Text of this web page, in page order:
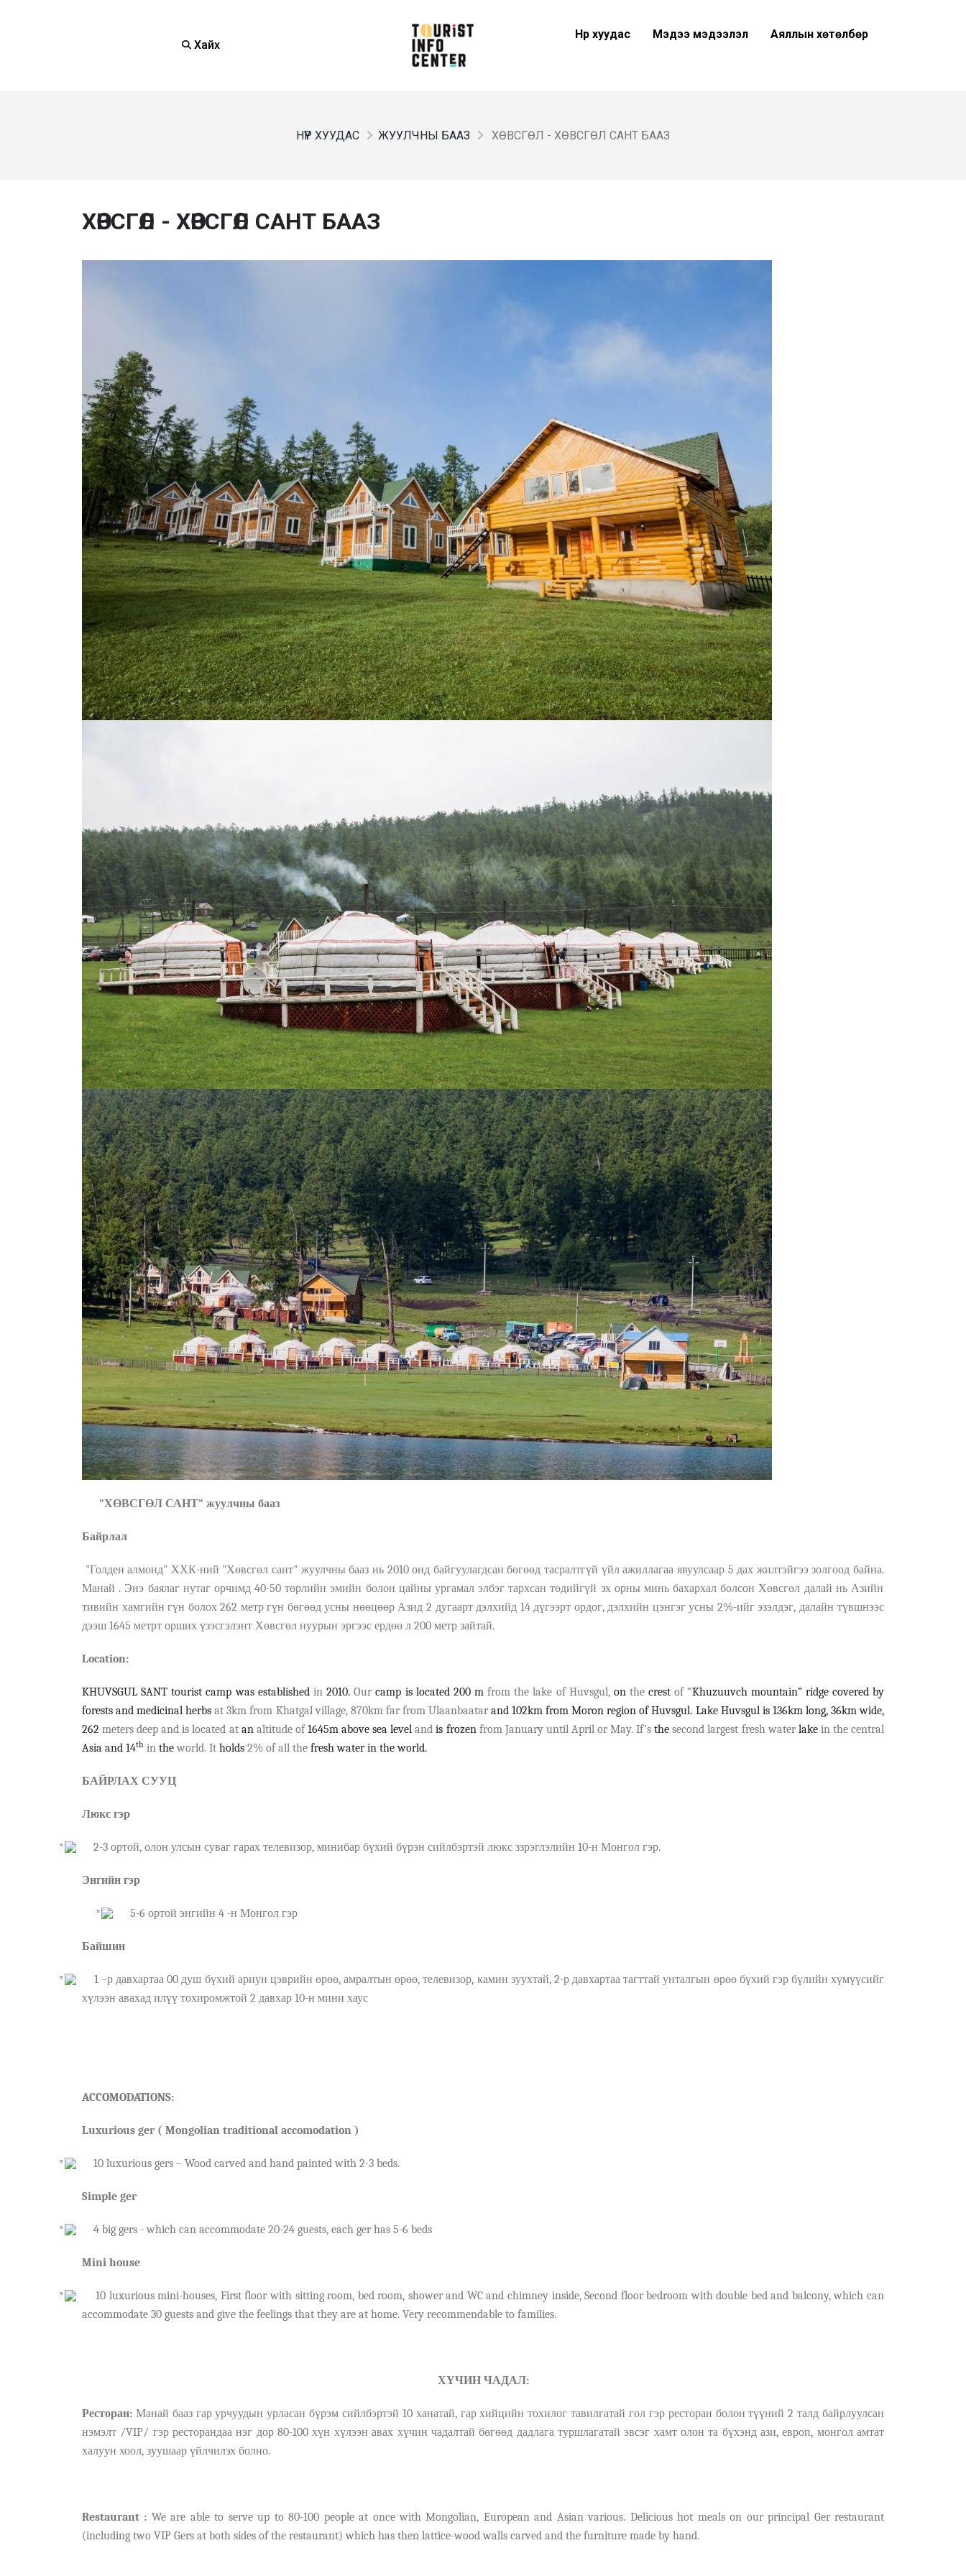
Хайх
Нүүр хуудас Мэдээ мэдээлэл Аяллын хөтөлбөр
НҮҮР ХУУДАС ЖУУЛЧНЫ БААЗ ХӨВСГӨЛ - ХӨВСГӨЛ САНТ БААЗ
ХӨВСГӨЛ - ХӨВСГӨЛ САНТ БААЗ
"ХӨВСГӨЛ САНТ" жуулчны бааз
Байрлал
"Голден алмонд" ХХК-ний "Хөвсгөл сант" жуулчны бааз нь 2010 онд байгуулагдсан бөгөөд тасралтгүй үйл ажиллагаа явуулсаар 5 дах жилтэйгээ золгоод байна.
Манай . Энэ баялаг нутаг орчимд40-50 төрлийнэмийн болон цайны ургамалэлбэг тархсантөдийгүй эх орны минь бахархал болсон Хөвсгөл далай ньАзийн
тивийн хамгийн гүн болох262 метр гүн бөгөөдусны нөөцөөр Азид 2 дугаартдэлхийд 14 дүгээрт ордог, дэлхийн цэнгэг усны 2%-ийг эзэлдэг, далайн түвшнээс
дээш 1645 метрт орших үзэсгэлэнт Хөвсгөл нуурын эргээс ердөө л 200 метр зайтай.
Location:
KHUVSGUL SANT tourist camp was established in2010.Ourcamp is located 200 mfrom the lake of Huvsgul, onthecrestof “Khuzuuvch mountain” ridge covered by
forests and medicinal herbsat 3km from Khatgal village, 870km far from Ulaanbaatarand 102km from Moron region of Huvsgul. Lake Huvsgul is 136km long, 36km wide,
262meters deep and is located at an altitude of1645m above sea levelandis frozen from January until April or May. If’sthesecond largest fresh waterlake in the central
Asia and 14th in theworld. It holds 2% of all the fresh water in the world.
БАЙРЛАХ СУУЦ
Люкс гэр
2-3 ортой, олон улсын суваг гарах телевизор, минибар бүхий бүрэн сийлбэртэй люкс ззрэглэлийн 10-н Монгол гэр.
Энгийн гэр
5-6 ортой энгийн 4 -н Монгол гэр
Байшин
1 –р давхартаа00 душ бүхий ариун цэврийн өрөө, амралтын өрөө, телевизор, камин зуухтай, 2-р давхартаа тагттайунталгын өрөө бүхий гэр бүлийн хүмүүсийг
хүлээн авахад илүү тохиромжтой 2 давхар 10-н мини хаус
ACCOMODATIONS:
Luxurious ger ( Mongolian traditional accomodation )
10 luxurious gers – Wood carved and hand painted with 2-3 beds.
Simple ger
4 big gers - which can accommodate 20-24 guests, each ger has 5-6 beds
Mini house
10 luxurious mini-houses, First floor with sitting room, bed room, shower and WC and chimney inside, Second floor bedroom with double bed and balcony, which can
accommodate 30 guests and give the feelings that they are at home. Very recommendable to families.
ХҮЧИН ЧАДАЛ:
Ресторан: Манай баазгар урчуудын урласан бүрэм сийлбэртэй 10 ханатай, гар хийцийн тохилог тавилгатай гол гэр ресторан болон түүний 2 талд байрлуулсан
нэмэлт /VIP/ гэр ресторандаа нэг дор80-100 хүн хүлээн авах хүчин чадалтай бөгөөд дадлага туршлагатай эвсэг хамт олон та бүхэнд ази, европ, монгол амтат
халуун хоол, зуушаар үйлчилэх болно.
Restaurant : We are able to serve up to 80-100 people at once with Mongolian, European and Asian various. Delicious hot meals on our principal Ger restaurant
(including two VIP Gers at both sides of the restaurant) which has then lattice-wood walls carved and the furniture made by hand.